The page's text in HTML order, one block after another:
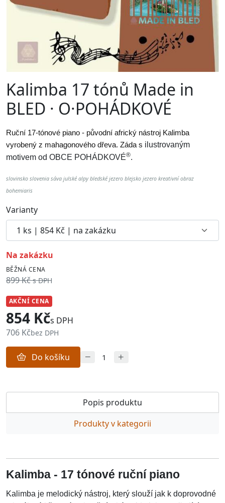
Kalimba 17 tónů Made in
BLED · O·POHÁDKOVÉ
Ruční 17-tónové piano - původní africký nástroj Kalimba
vyrobený z mahagonového dřeva. Záda s ilustrovaným
motivem od OBCE POHÁDKOVÉ®.
slovinsko slovenia sáva julské alpy bledské jezero blejsko jezero kreativní obraz
bohemiaris
Varianty
na zakázku
BĚŽNÁ CENA
899 Kč s DPH
AKČNÍ CENA
854 Kčs DPH
706 Kčbez DPH
Do košíku
Popis produktu
Produkty v kategorii
Kalimba - 17 tónové ruční piano
Kalimba je melodický nástroj, který slouží jak k doprovodné